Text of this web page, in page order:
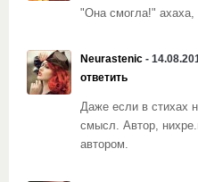
"Она смогла!" ахаха,
Neurastenic -
ответить
Даже если в стихах
смысл. Автор,
автором.